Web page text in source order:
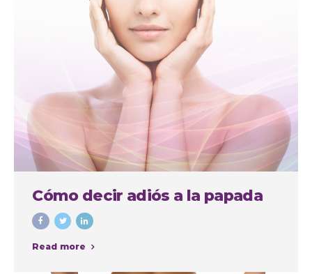
Cómo decir adiós a la papada
Read more